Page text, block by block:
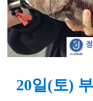
20일(토)